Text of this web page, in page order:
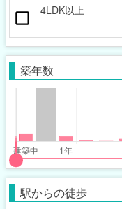
4LDK以上
築年数
駅からの徒歩